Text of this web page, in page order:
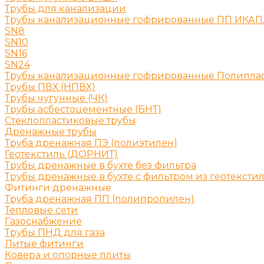
Трубы для канализации
Трубы канализационные гофрированные ПП
SN8
SN10
SN16
SN24
Трубы канализационные гофрированные
Трубы ПВХ (НПВХ)
Трубы чугунные (ЧК)
Трубы асбестоцементные (БНТ)
Стеклопластиковые трубы
Дренажные трубы
Труба дренажная ПЭ (полиэтилен)
Геотекстиль (ДОРНИТ)
Трубы дренажные в бухте без фильтра
Трубы дренажные в бухте с фильтром из
Фитинги дренажные
Труба дренажная ПП (полипропилен)
Тепловые сети
Газоснабжение
Трубы ПНД для газа
Литые фитинги
Ковера и опорные плиты